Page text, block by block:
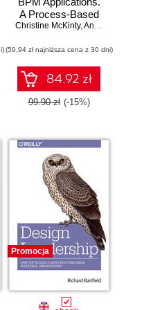
A Process-Based
Guide for
Christine McKinty,Antoine Mottier
(59,94 zł najniższa cena z 30 dni)
84.92 zł
99.90 zł (-15%)
Promocja